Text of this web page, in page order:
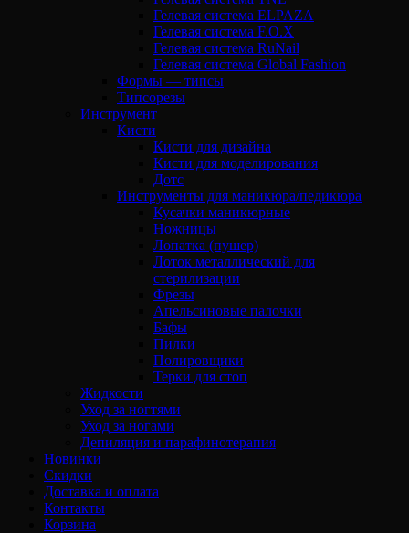
Гелевая система ELPAZA
Гелевая система F.O.X
Гелевая система RuNail
Гелевая система Global Fashion
Формы — типсы
Типсорезы
Инструмент
Кисти
Кисти для дизайна
Кисти для моделирования
Дотс
Инструменты для маникюра/педикюра
Кусачки маникюрные
Ножницы
Лопатка (пушер)
Лоток металлический для
стерилизации
Фрезы
Апельсиновые палочки
Бафы
Пилки
Полировщики
Терки для стоп
Жидкости
Уход за ногтями
Уход за ногами
Депиляция и парафинотерапия
Новинки
Скидки
Доставка и оплата
Контакты
Корзина